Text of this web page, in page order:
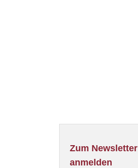
Zum Newsletter
anmelden